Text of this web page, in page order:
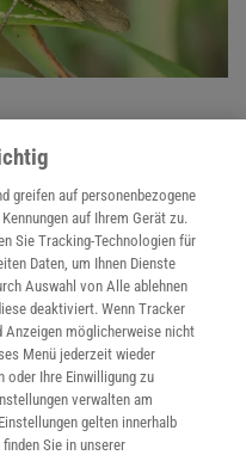
sind nicht nur
für die Natur.
der Klimawandel.
wurde
gemessen werden?
greifen auf personenbezogene
auf Ihrem Gerät zu.
Sie Tracking-Technologien für
Daten, um Ihnen Dienste
Auswahl von Alle ablehnen
deaktiviert. Wenn Tracker
Anzeigen möglicherweise nicht
Menü jederzeit wieder
oder Ihre Einwilligung zu
verwalten am
gelten innerhalb
Sie in unserer